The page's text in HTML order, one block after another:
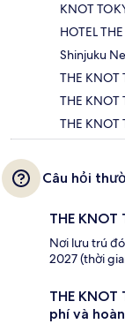
KNOT
HOTEL
Shinjuku
THE KNOT
THE KNOT
THE KNOT
Câu hỏi
THE
Nơi lưu trú
2027 (thời
THE
phí và